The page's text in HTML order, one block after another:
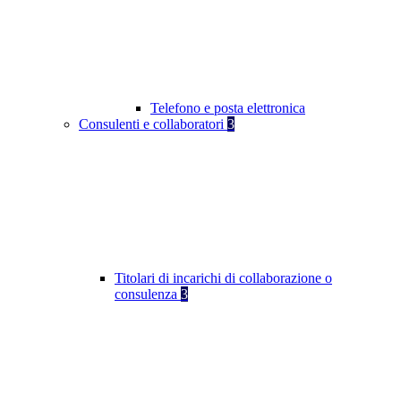
Telefono e posta elettronica
Consulenti e collaboratori 3
Titolari di incarichi di collaborazione o
consulenza 3